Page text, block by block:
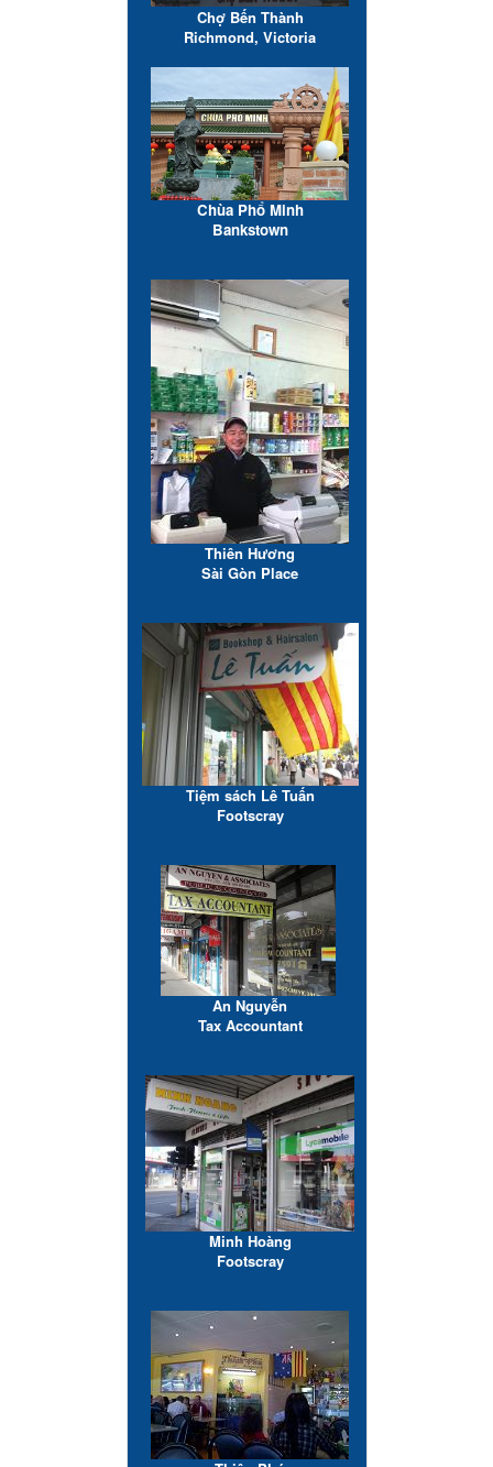
Chợ Bến Thành
Richmond, Victoria
Chùa Phổ Minh
Bankstown
Thiên Hương
Sài Gòn Place
Tiệm sách Lê Tuấn
Footscray
An Nguyễn
Tax Accountant
Minh Hoàng
Footscray